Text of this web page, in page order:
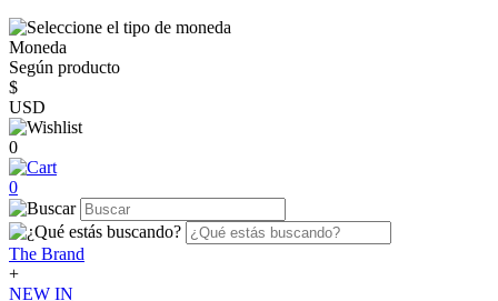
Moneda
Según producto
$
USD
0
0
The Brand
+
NEW IN